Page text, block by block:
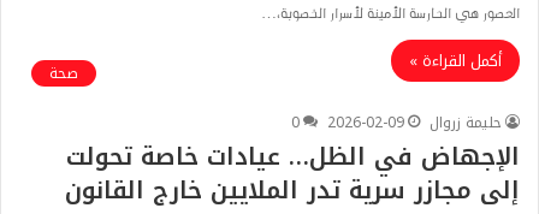
العصور هي الحارسة الأمينة لأسرار الخصوبة،…
أكمل القراءة »
صحة
حليمة زروال
2026-02-09
0
الإجهاض في الظل… عيادات خاصة تحولت
إلى مجازر سرية تدر الملايين خارج القانون